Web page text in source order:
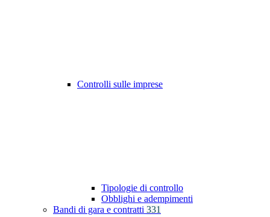
Controlli sulle imprese
Tipologie di controllo
Obblighi e adempimenti
Bandi di gara e contratti 331